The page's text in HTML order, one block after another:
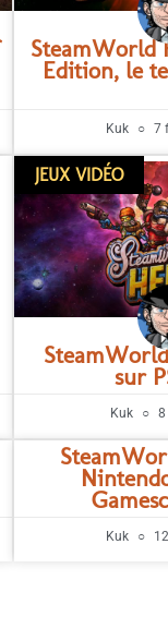
SteamWorld
Edition, le
Kuk 7
JEUX VIDÉO
sur
Kuk 8
Kuk